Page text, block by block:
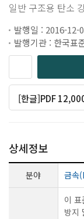
일반 구조용 탄소
발행일 : 2016-12-
발행기관 : 한국표
[한글]PDF
상세정보
분야 금속
이
방지